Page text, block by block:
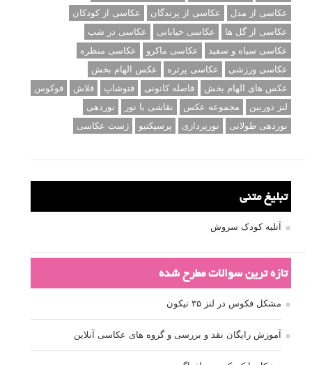
عکاسی از مدل
عکاسی از پرندگان
عکاسی از کودکان
عکاسی از گل ها
عکاسی خیابانی
عکاسی در شب
عکاسی سیاه و سفید
عکاسی ماکرو
عکاسی منظره
عکاسی ورزشی
عکاسی پرتره
عکس الهام بخش
عکس های الهام بخش
فاصله کانونی فتوشاپ فلاش
فوکوس
لنز دوربین
مجموعه عکس نقاشی با نور
نوردهی
نوردهی طولانی
نورپردازی پرسپکتیو ژست عکاسی
تبلیغ متنی
آتلیه کودک سروش
تازه ترین سوالات مطرح شده
مشکل فکوس در لنز ۳۵ نیکون
آموزش رایگان نقد و بررسی و گروه های عکاسی آنلاین